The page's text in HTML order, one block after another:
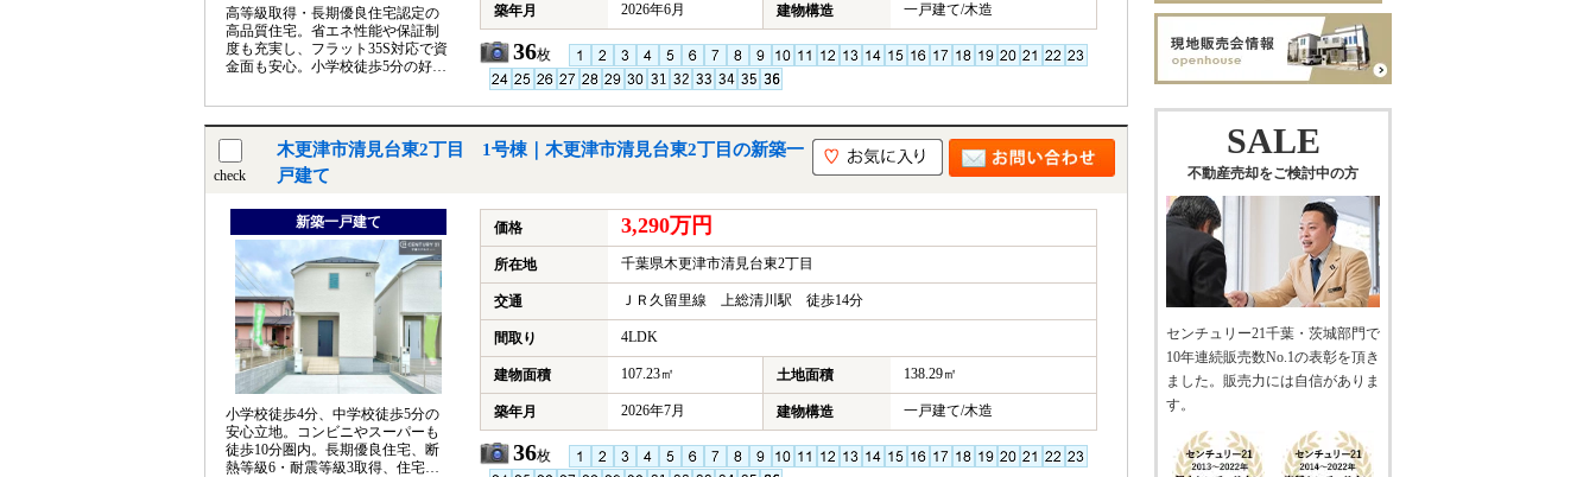
高等級取得・長期優良住宅認定の
高品質住宅。省エネ性能や保証制
度も充実し、フラット35S対応で資
金面も安心。小学校徒歩5分の好立
す。
築年月 2026年6月 建物構造 一戸建て/木造
36枚
check
木更津市清見台東2丁目 1号棟｜木更津市清見台東2丁目の新築一
戸建て
新築一戸建て
小学校徒歩4分、中学校徒歩5分の
安心立地。コンビニやスーパーも
徒歩10分圏内。長期優良住宅、断
熱等級6・耐震等級3取得、住宅性
価格 3,290万円
所在地 千葉県木更津市清見台東2丁目
交通 ＪＲ久留里線 上総清川駅 徒歩14分
間取り 4LDK
建物面積 107.23㎡ 土地面積 138.29㎡
築年月 2026年7月 建物構造 一戸建て/木造
36枚
SALE
不動産売却をご検討中の方
センチュリー21千葉・茨城部門で
10年連続販売数No.1の表彰を頂き
ました。販売力には自信がありま
す。